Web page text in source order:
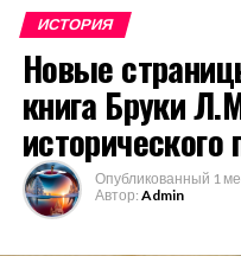
единомышленники
публичное поле
— открыто
против курдов
курдского народа. Их
азербайджанское
рыбу в мутной воде».
Я не политик и не
ИСТОРИЯ
Новые
книга Бруки
исторического
Опубликованный 1
Автор: Admin